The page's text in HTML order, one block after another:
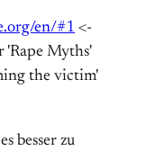
en/#1 <-
'Rape Myths'
the victim'
besser zu